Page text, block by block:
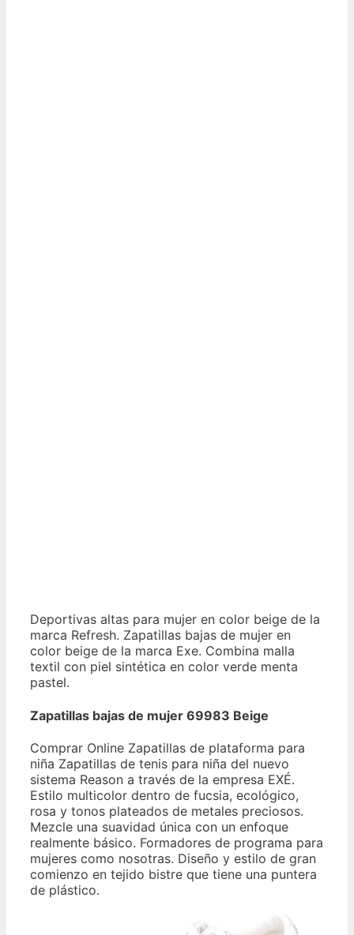
Deportivas altas para mujer en color beige de la
marca Refresh. Zapatillas bajas de mujer en
color beige de la marca Exe. Combina malla
textil con piel sintética en color verde menta
pastel.
Zapatillas bajas de mujer 69983 Beige
Comprar Online Zapatillas de plataforma para
niña Zapatillas de tenis para niña del nuevo
sistema Reason a través de la empresa EXÉ.
Estilo multicolor dentro de fucsia, ecológico,
rosa y tonos plateados de metales preciosos.
Mezcle una suavidad única con un enfoque
realmente básico. Formadores de programa para
mujeres como nosotras. Diseño y estilo de gran
comienzo en tejido bistre que tiene una puntera
de plástico.